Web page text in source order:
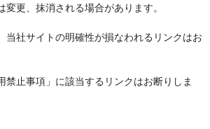
変更、抹消される場合があります。
当社サイトの明確性が損なわれるリンクはお
禁止事項」に該当するリンクはお断りしま